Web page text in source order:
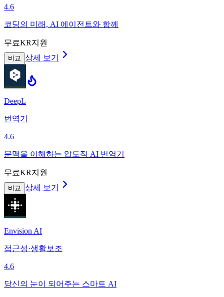
4.6
코딩의 미래, AI 에이전트와 함께
무료KR지원
비교 상세 보기
DeepL
번역기
4.6
문맥을 이해하는 압도적 AI 번역기
무료KR지원
비교 상세 보기
Envision AI
접근성·생활보조
4.6
당신의 눈이 되어주는 스마트 AI